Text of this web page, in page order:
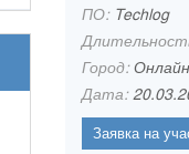
ПО:Techlog
Город:Онлайн
Дата: